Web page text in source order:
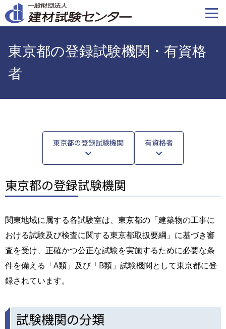
イ
東京都の登録試験機関・有資格
者
東京都の登録試験機関 有資格者
東京都の登録試験機関
関東地域に属する各試験室は、東京都の「建築物の工事に
おける試験及び検査に関する東京都取扱要綱」に基づき審
査を受け、正確かつ公正な試験を実施するために必要な条
件を備える「A類」及び「B類」試験機関として東京都に登
録されています。
試験機関の分類